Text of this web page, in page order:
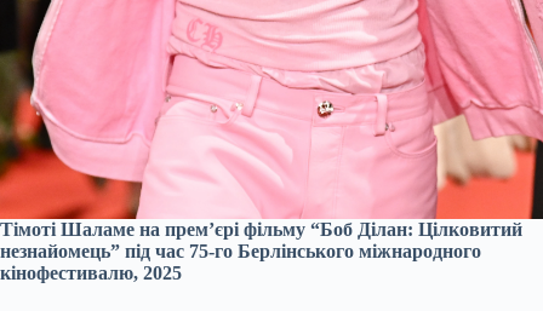
Тімоті Шаламе на прем’єрі фільму “Боб Ділан: Цілковитий
незнайомець” під час 75-го Берлінського міжнародного
кінофестивалю, 2025